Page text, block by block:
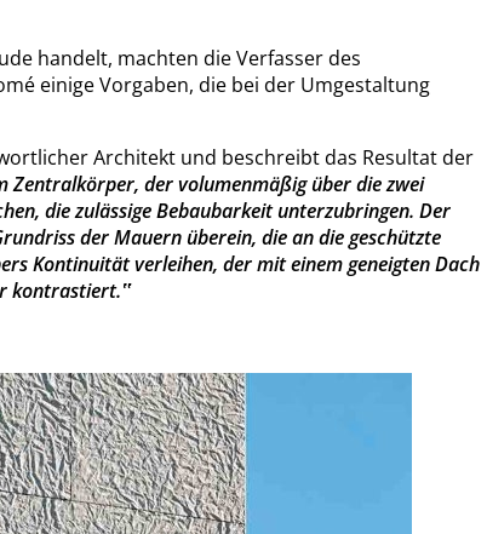
handelt, machten die Verfasser des
einige Vorgaben, die bei der Umgestaltung
Architekt und beschreibt das Resultat der
Zentralkörper, der volumenmäßig über die zwei
die zulässige Bebaubarkeit unterzubringen. Der
der Mauern überein, die an die geschützte
Kontinuität verleihen, der mit einem geneigten Dach
kontrastiert.‟